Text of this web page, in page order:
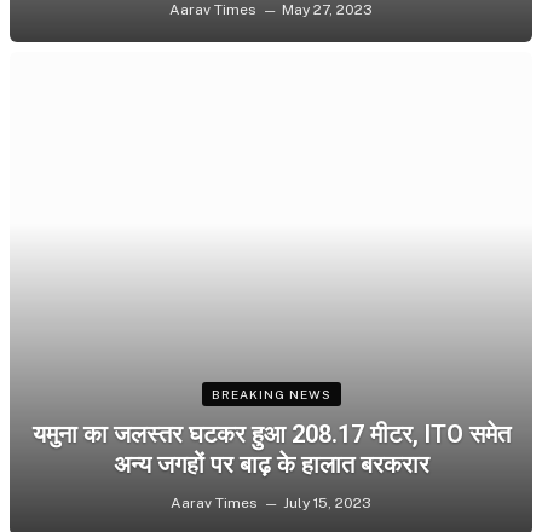
Aarav Times May 27, 2023
BREAKING NEWS
यमुना का जलस्तर घटकर हुआ 208.17 मीटर, ITO समेत
अन्य जगहों पर बाढ़ के हालात बरकरार
Aarav Times July 15, 2023